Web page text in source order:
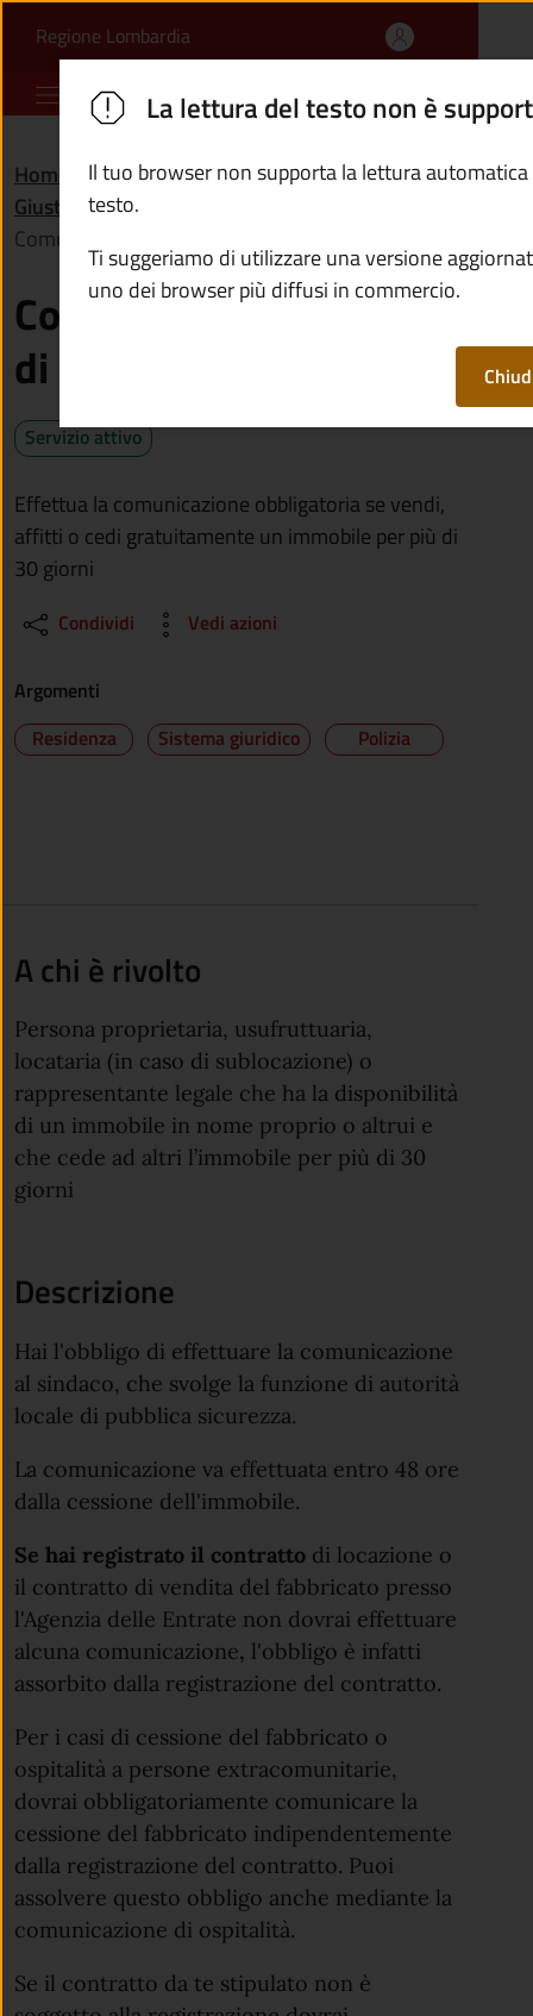
Comunicare la
Regione Lombardia(apre in un'altra scheda).
Comune di Capo di Ponte
Home / Servizi /
Giustizia e sicurezza pubblica
Comunicare la cessione di un fabbricato
Comunicare la cessione
di un fabbricato
Servizio attivo
Effettua la comunicazione obbligatoria se vendi,
affitti o cedi gratuitamente un immobile per più di
30 giorni
Condividi Vedi azioni
La lettura del testo non è
Il tuo browser non supporta la lettura
testo.
Ti suggeriamo di utilizzare una versione
uno dei browser più diffusi in commercio.
Argomenti
Residenza
Sistema giuridico Polizia
A chi è rivolto
Persona proprietaria, usufruttuaria,
locataria (in caso di sublocazione) o
rappresentante legale che ha la disponibilità
di un immobile in nome proprio o altrui e
che cede ad altri l’immobile per più di 30
giorni
Descrizione
Hai l'obbligo di effettuare la comunicazione
al sindaco, che svolge la funzione di autorità
locale di pubblica sicurezza.
La comunicazione va effettuata entro 48 ore
dalla cessione dell'immobile.
Se hai registrato il contratto di locazione o
il contratto di vendita del fabbricato presso
l'Agenzia delle Entrate non dovrai effettuare
alcuna comunicazione, l'obbligo è infatti
assorbito dalla registrazione del contratto.
Per i casi di cessione del fabbricato o
ospitalità a persone extracomunitarie,
dovrai obbligatoriamente comunicare la
cessione del fabbricato indipendentemente
dalla registrazione del contratto. Puoi
assolvere questo obbligo anche mediante la
comunicazione di ospitalità.
Se il contratto da te stipulato non è